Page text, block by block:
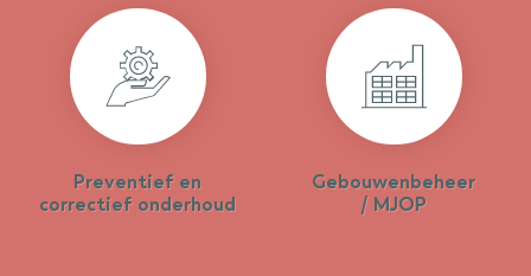
Preventief en
correctief onderhoud
Gebouwenbeheer
/ MJOP